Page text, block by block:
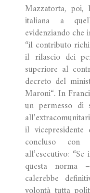
Mazzatorta, poi,
italiana a
evidenziando
“il contributo
il rilascio dei
superiore al
decreto del
Maroni“. In
un permesso di
il
concluso con
all’esecutivo:
questa norma
calerebbe